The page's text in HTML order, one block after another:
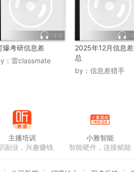
1416
爆考研信息差
： 雷classmate
2025年12月信息
总
by： 信息差猎手
主播培训
副业，兴趣赚钱
小雅智能
智能硬件，连接赋能